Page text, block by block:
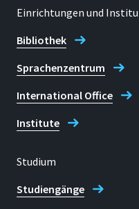
Marketing
Einrichtungen und
Bibliothek
Sprachenzentrum
International Office
Institute
Studium
Studiengänge